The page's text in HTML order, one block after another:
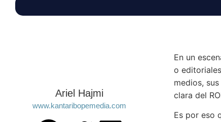
Ariel Hajmi
www.kantaribopemedia.com
En un
o
medios,
clara del
Es por eso